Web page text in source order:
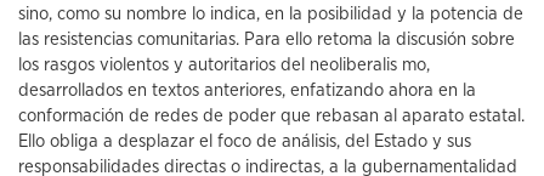
sino, como su nombre lo in­di­ca, en la posibilidad y la potencia de
las resistencias comunitarias. Para ello retoma la discusión sobre
los rasgos violentos y autoritarios del neoliberalis mo,
desarrollados en textos anteriores, enfatizando ahora en la
conforma­ción de redes de poder que rebasan al aparato estatal.
Ello obliga a desplazar el foco de análisis, del Estado y sus
responsabilidades directas o indirectas, a la gubernamentalidad